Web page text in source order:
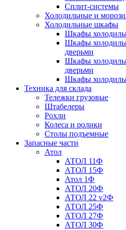
Сплит-системы
Холодильные и
Холодильные шкафы
Шкафы
Шкафы
дверьми
Шкафы
дверьми
Шкафы
Техника для склада
Тележки грузовые
Штабелеры
Рохли
Колеса и ролики
Столы подъемные
Запасные части
Атол
АТОЛ 11Ф
АТОЛ 15Ф
Атол 1Ф
АТОЛ 20Ф
АТОЛ 22 v2Ф
АТОЛ 25Ф
АТОЛ 27Ф
АТОЛ 30Ф